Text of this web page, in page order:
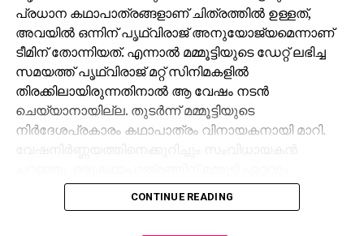
പ്രധാന കഥാപാത്രങ്ങളാണ് ചിത്രത്തില്‍ ഉള്ളത്,
അവയില്‍ ഒന്നിന് പൃഥ്വിരാജ് അനുയോജ്യമെന്നാണ്
ടീമിന് തോന്നിയത്. എന്നാല്‍ മമ്മൂട്ടിയുടെ ഡേറ്റ് ലഭിച്ച
സമയത്ത് പൃഥ്വിരാജ് മറ്റ് സിനിമകളില്‍
തിരക്കിലായിരുന്നതിനാല്‍ ആ വേഷം നടന്‍
ചെയ്യാനായില്ല. തുടര്‍ന്ന് മമ്മൂട്ടിയുടെ
നിര്‍ദേശപ്രകാരം കഥാപാത്രം വിനായകനായി മാറി.
അനുയോജ്യനാണെന്ന് തോന്നിയതിനാല്‍
എക്‌സിക്യൂട്ടീവ് പ്രൊഡ്യൂസര്‍ വിവേക് ദാമോദരന്‍
CONTINUE READING